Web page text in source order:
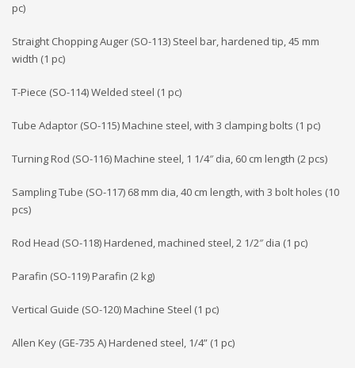
pc)
Straight Chopping Auger (SO-113) Steel bar, hardened tip, 45 mm
width (1 pc)
T-Piece (SO-114) Welded steel (1 pc)
Tube Adaptor (SO-115) Machine steel, with 3 clamping bolts (1 pc)
Turning Rod (SO-116) Machine steel, 1 1/4″ dia, 60 cm length (2 pcs)
Sampling Tube (SO-117) 68 mm dia, 40 cm length, with 3 bolt holes (10
pcs)
Rod Head (SO-118) Hardened, machined steel, 2 1/2″ dia (1 pc)
Parafin (SO-119) Parafin (2 kg)
Vertical Guide (SO-120) Machine Steel (1 pc)
Allen Key (GE-735 A) Hardened steel, 1/4” (1 pc)